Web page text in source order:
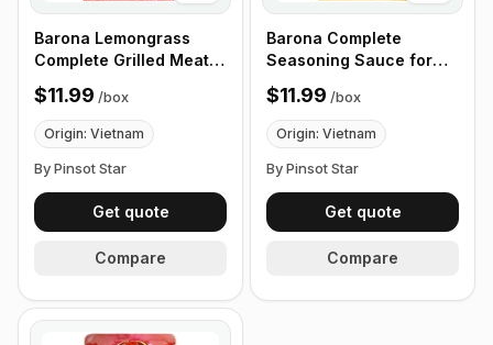
Barona Lemongrass
Complete Grilled Meat
Seasoning Sauce, 80g -
Box of 24 Packets
$11.99 /box
Origin: Vietnam
By Pinsot Star
Get quote
Compare
Barona Complete
Seasoning Sauce for
Sweet and Sour Ribs,
80g pack - Box of 24
Packets
$11.99 /box
Origin: Vietnam
By Pinsot Star
Get quote
Compare